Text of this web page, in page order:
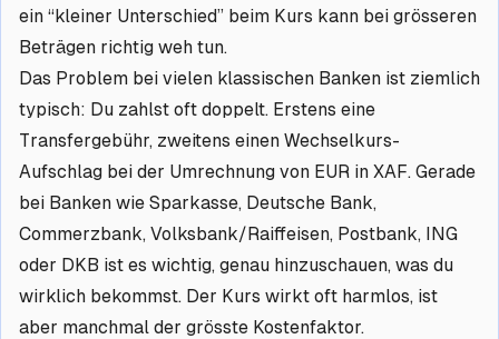
ein “kleiner Unterschied” beim Kurs kann bei grösseren
Beträgen richtig weh tun.
Das Problem bei vielen klassischen Banken ist ziemlich
typisch: Du zahlst oft doppelt. Erstens eine
Transfergebühr, zweitens einen Wechselkurs-
Aufschlag bei der Umrechnung von EUR in XAF. Gerade
bei Banken wie Sparkasse, Deutsche Bank,
Commerzbank, Volksbank/Raiffeisen, Postbank, ING
oder DKB ist es wichtig, genau hinzuschauen, was du
wirklich bekommst. Der Kurs wirkt oft harmlos, ist
aber manchmal der grösste Kostenfaktor.